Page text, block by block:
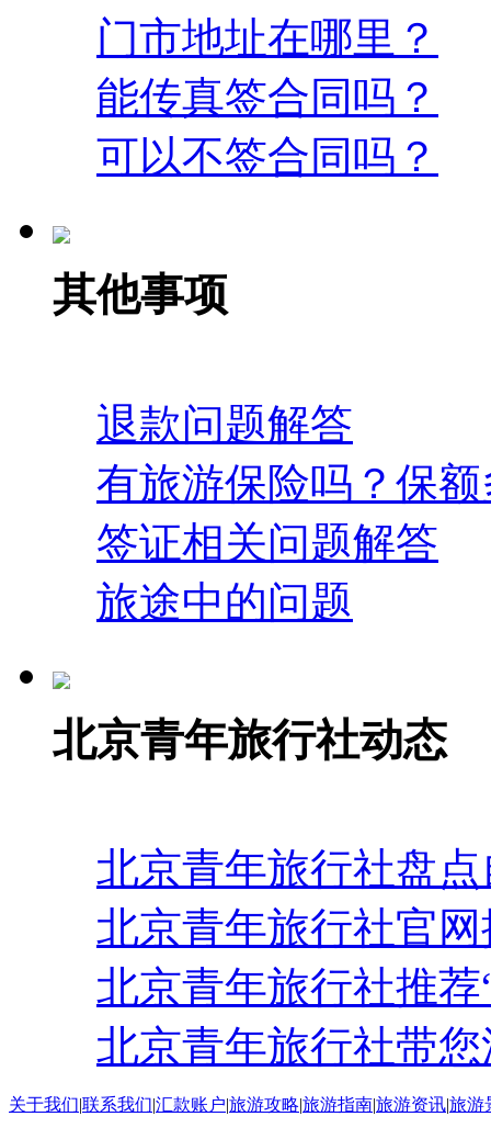
门市地址在哪里？
能传真签合同吗？
可以不签合同吗？
其他事项
退款问题解答
有旅游保险吗？保
签证相关问题解答
旅途中的问题
北京青年旅行社动态
北京青年旅行社盘
北京青年旅行社官
北京青年旅行社推荐
北京青年旅行社带
关于我们|联系我们|汇款账户|旅游攻略|旅游指南|旅游资讯|旅游